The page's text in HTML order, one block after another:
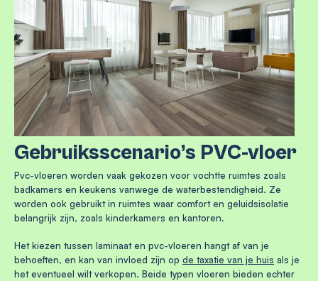
Gebruiksscenario’s PVC-vloer
Pvc-vloeren worden vaak gekozen voor vochtte ruimtes zoals
badkamers en keukens vanwege de waterbestendigheid. Ze
worden ook gebruikt in ruimtes waar comfort en geluidsisolatie
belangrijk zijn, zoals kinderkamers en kantoren.
Het kiezen tussen laminaat en pvc-vloeren hangt af van je
behoeften, en kan van invloed zijn op de taxatie van je huis als je
het eventueel wilt verkopen. Beide typen vloeren bieden echter